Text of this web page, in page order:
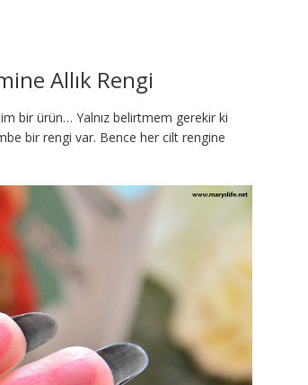
Allık Rengi
bir ürün… Yalnız belirtmem gerekir ki
bir rengi var. Bence her cilt rengine